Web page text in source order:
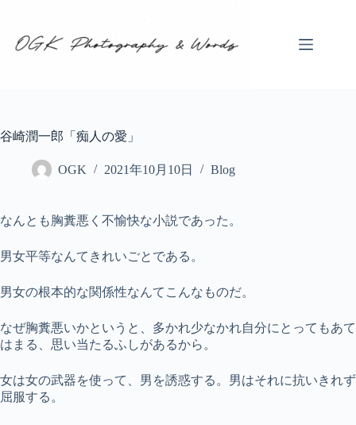
ッ
谷崎潤一郎「痴人の愛」
OGK 2021年10月10日 Blog
なんとも胸糞悪く不愉快な小説であった。
男女平等なんてきれいごとである。
男女の根本的な関係性なんてこんなものだ。
なぜ胸糞悪いかというと、多かれ少なかれ自分にとってもあて
はまる、思い当たるふしがあるから。
女は女の武器を使って、男を誘惑する。男はそれに抗いきれず
屈服する。